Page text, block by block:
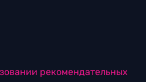
рекомендательных